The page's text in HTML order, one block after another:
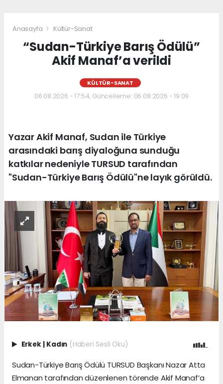
Anasayfa Kültür-Sanat
“Sudan-Türkiye Barış Ödülü”
Akif Manaf’a verildi
KÜLTÜR-SANAT
06.08.2026 - 17:54, Güncelleme: 06.08.2026 - 19:09
Yazar Akif Manaf, Sudan ile Türkiye
arasındaki barış diyaloğuna sunduğu
katkılar nedeniyle TURSUD tarafından
"Sudan-Türkiye Barış Ödülü"ne layık görüldü.
Erkek | Kadın (Haberi Sesli Oku)
Sudan-Türkiye Barış Ödülü TURSUD Başkanı Nazar Atta
Elmanan tarafından düzenlenen törende Akif Manaf’a